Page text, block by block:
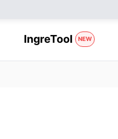
IngreTool NEW